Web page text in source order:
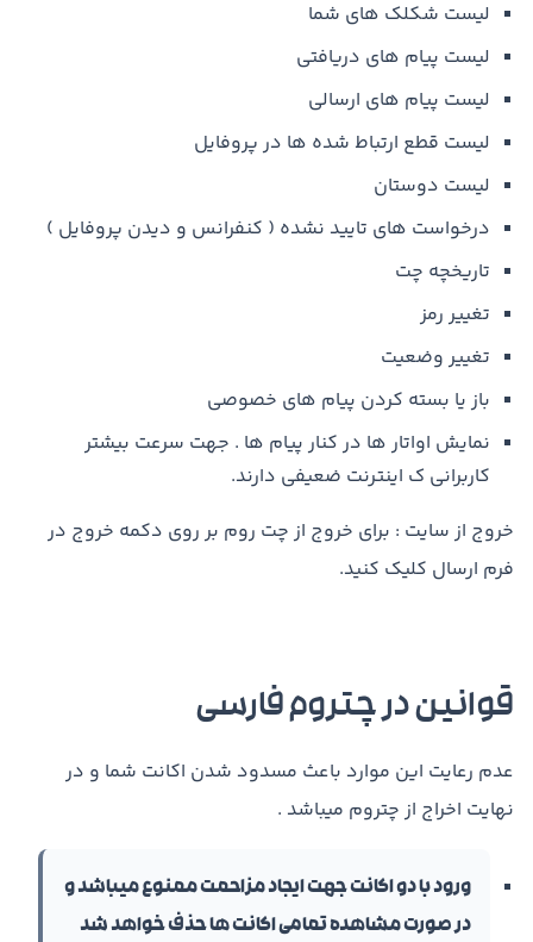
لیست شکلک های شما
لیست پیام های دریافتی
لیست پیام های ارسالی
لیست قطع ارتباط شده ها در پروفایل
لیست دوستان
درخواست های تایید نشده ( کنفرانس و دیدن پروفایل )
تاریخچه چت
تغییر رمز
تغییر وضعیت
باز یا بسته کردن پیام های خصوصی
نمایش اواتار ها در کنار پیام ها . جهت سرعت بیشتر
کاربرانی ک اینترنت ضعیفی دارند.
خروج از سایت : برای خروج از چت روم بر روی دکمه خروج در
فرم ارسال کلیک کنید.
قوانین در چتروم فارسی
عدم رعایت این موارد باعث مسدود شدن اکانت شما و در
نهایت اخراج از چتروم میباشد .
ورود با دو اکانت جهت ایجاد مزاحمت ممنوع میباشد و
در صورت مشاهده تمامی اکانت ها حذف خواهد شد